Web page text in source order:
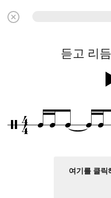
듣고 리
/4
4 qq q qq
여기를 클릭